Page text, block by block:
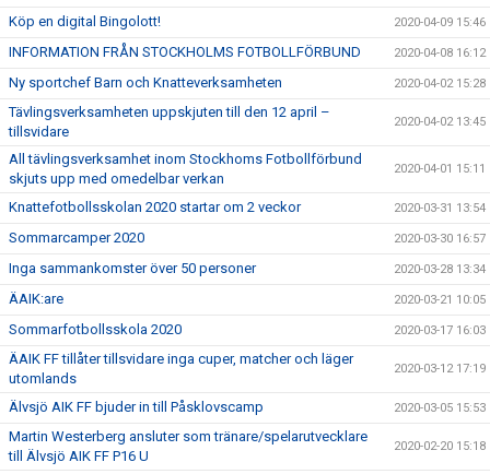
Köp en digital Bingolott! 2020-04-09 15:46
INFORMATION FRÅN STOCKHOLMS FOTBOLLFÖRBUND 2020-04-08 16:12
Ny sportchef Barn och Knatteverksamheten 2020-04-02 15:28
Tävlingsverksamheten uppskjuten till den 12 april –
tillsvidare
2020-04-02 13:45
All tävlingsverksamhet inom Stockhoms Fotbollförbund
skjuts upp med omedelbar verkan
2020-04-01 15:11
Knattefotbollsskolan 2020 startar om 2 veckor 2020-03-31 13:54
Sommarcamper 2020 2020-03-30 16:57
Inga sammankomster över 50 personer 2020-03-28 13:34
ÄAIK:are 2020-03-21 10:05
Sommarfotbollsskola 2020 2020-03-17 16:03
ÄAIK FF tillåter tillsvidare inga cuper, matcher och läger
utomlands
2020-03-12 17:19
Älvsjö AIK FF bjuder in till Påsklovscamp 2020-03-05 15:53
Martin Westerberg ansluter som tränare/spelarutvecklare
till Älvsjö AIK FF P16 U
2020-02-20 15:18